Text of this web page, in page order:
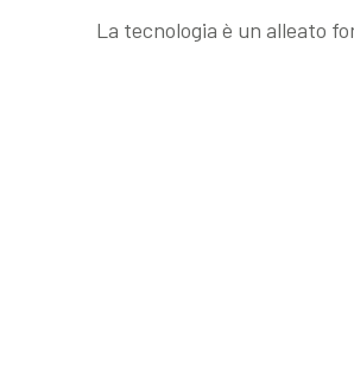
La tecnologia è un alleato